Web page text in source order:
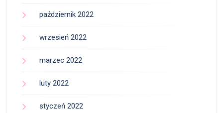
październik 2022
wrzesień 2022
marzec 2022
luty 2022
styczeń 2022